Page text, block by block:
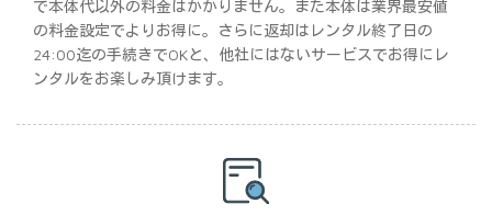
で本体代以外の料金はかかりません。また本体は業界最安値
の料金設定でよりお得に。さらに返却はレンタル終了日の
24:00迄の手続きでOKと、他社にはないサービスでお得にレ
ンタルをお楽しみ頂けます。